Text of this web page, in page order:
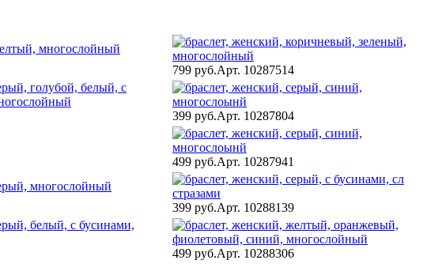
799 руб.Арт. 10287514
399 руб.Арт. 10287804
499 руб.Арт. 10287941
399 руб.Арт. 10288139
499 руб.Арт. 10288306